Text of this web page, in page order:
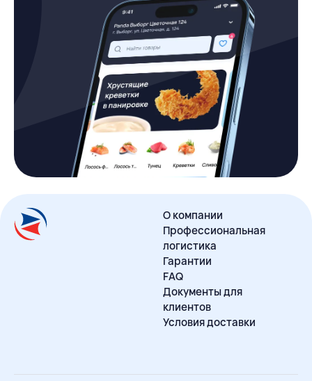
О компании
Профессиональная
логистика
Гарантии
FAQ
Документы для
клиентов
Условия доставки